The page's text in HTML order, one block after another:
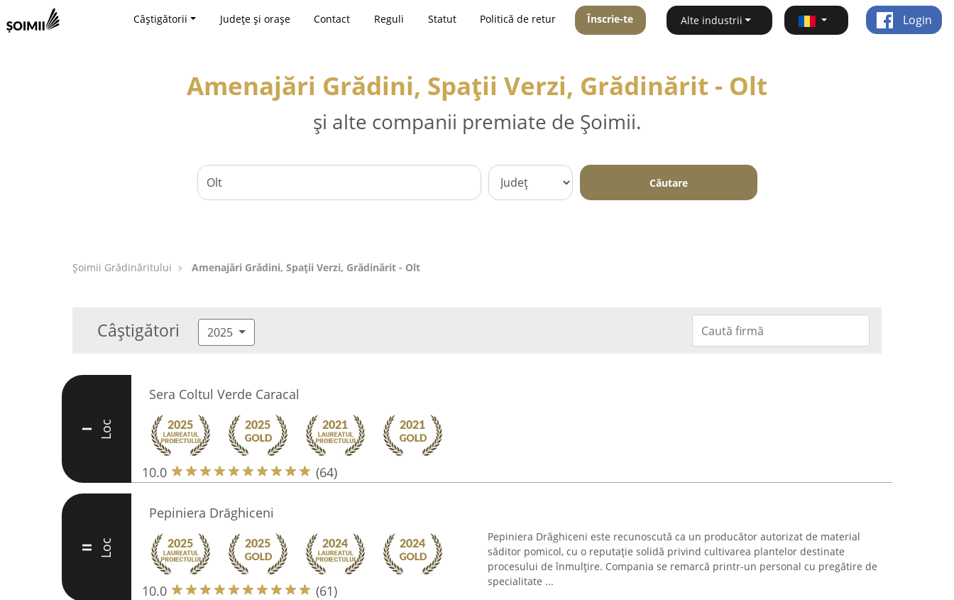
Câștigătorii Județe și orașe Contact Reguli Statut Politică de retur Înscrie-te Alte industrii Login
Amenajări Grădini, Spații Verzi, Grădinărit - Olt
și alte companii premiate de Șoimii.
Căutare
Șoimii Grădinăritului Amenajări Grădini, Spații Verzi, Grădinărit - Olt
Câștigători 2025
I Loc
Sera Coltul Verde Caracal
10.0 (64)
II Loc
Pepiniera Drăghiceni
10.0 (61)
Pepiniera Drăghiceni este recunoscută ca un producător autorizat de material
săditor pomicol, cu o reputație solidă privind cultivarea plantelor destinate
procesului de înmulțire. Compania se remarcă printr-un personal cu pregătire de
specialitate ...